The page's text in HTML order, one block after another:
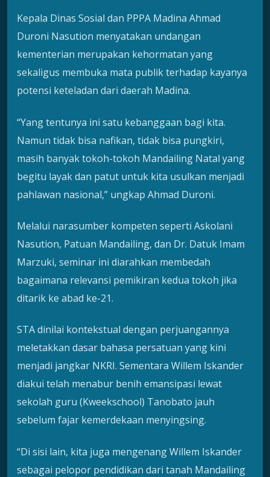
Kepala Dinas Sosial dan PPPA Madina Ahmad
Duroni Nasution menyatakan undangan
kementerian merupakan kehormatan yang
sekaligus membuka mata publik terhadap kayanya
potensi keteladan dari daerah Madina.
“Yang tentunya ini satu kebanggaan bagi kita.
Namun tidak bisa nafikan, tidak bisa pungkiri,
masih banyak tokoh-tokoh Mandailing Natal yang
begitu layak dan patut untuk kita usulkan menjadi
pahlawan nasional,” ungkap Ahmad Duroni.
Melalui narasumber kompeten seperti Askolani
Nasution, Patuan Mandailing, dan Dr. Datuk Imam
Marzuki, seminar ini diarahkan membedah
bagaimana relevansi pemikiran kedua tokoh jika
ditarik ke abad ke-21.
STA dinilai kontekstual dengan perjuangannya
meletakkan dasar bahasa persatuan yang kini
menjadi jangkar NKRI. Sementara Willem Iskander
diakui telah menabur benih emansipasi lewat
sekolah guru (Kweekschool) Tanobato jauh
sebelum fajar kemerdekaan menyingsing.
“​Di sisi lain, kita juga mengenang Willem Iskander
sebagai pelopor pendidikan dari tanah Mandailing